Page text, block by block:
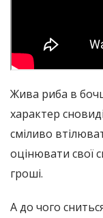
Жива риба в
характер
сміливо
оцінювати свої
гроші.
А до чого